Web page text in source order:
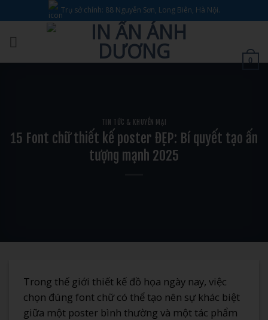
qua
nội
dung
Trụ sở chính: 88 Nguyễn Sơn, Long Biên, Hà Nội.
0
TIN TỨC & KHUYẾN MẠI
15 Font chữ thiết kế poster ĐẸP: Bí quyết tạo ấn
tượng mạnh 2025
Trong thế giới thiết kế đồ họa ngày nay, việc
chọn đúng font chữ có thể tạo nên sự khác biệt
giữa một poster bình thường và một tác phẩm